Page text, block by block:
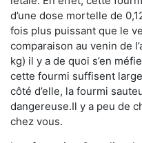
d’une dose mortelle de
fois plus puissant que le
comparaison au venin de
kg) il y a de quoi s’en
cette fourmi suffisent
côté d’elle, la fourmi
dangereuse.Il y a peu de
chez vous.